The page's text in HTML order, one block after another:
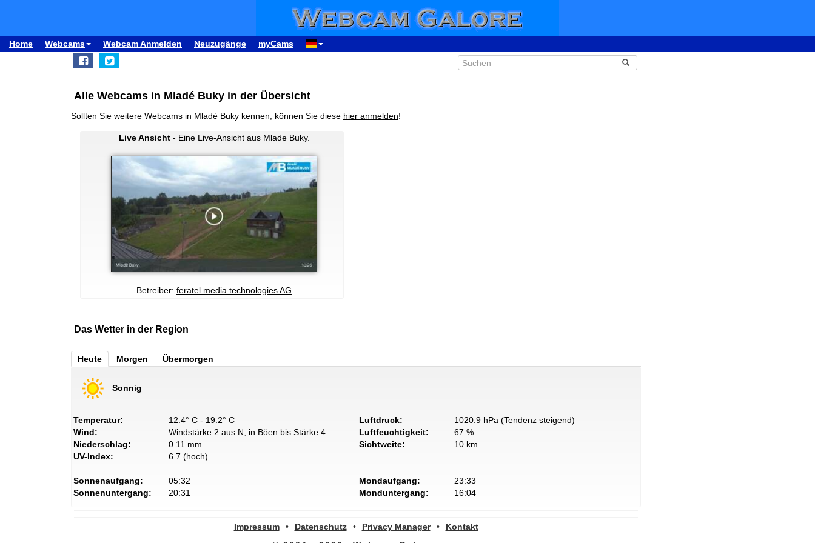
Home Webcams Webcam Anmelden Neuzugänge myCams
Alle Webcams in Mladé Buky in der Übersicht
Sollten Sie weitere Webcams in Mladé Buky kennen, können Sie diese hier anmelden!
Live Ansicht- Eine Live-Ansicht aus Mlade Buky.
Betreiber: feratel media technologies AG
Das Wetter in der Region
Heute Morgen Übermorgen
Sonnig
Temperatur:
12.4° C - 19.2° C
Wind:
Windstärke 2 aus N, in Böen bis Stärke 4
Niederschlag:
0.11 mm
UV-Index:
6.7 (hoch)
Luftdruck:
1020.9 hPa (Tendenz steigend)
Luftfeuchtigkeit:
67 %
Sichtweite:
10 km
Sonnenaufgang:
05:32
Sonnenuntergang:
20:31
Mondaufgang:
23:33
Monduntergang:
16:04
Impressum • Datenschutz • Privacy Manager •
Kontakt